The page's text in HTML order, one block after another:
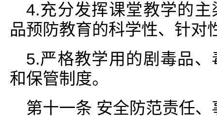
4.充分发挥课堂教学的
品预防教育的科学性、针对
5.严格教学用的剧毒品
和保管制度。
第十一条 安全防范责任